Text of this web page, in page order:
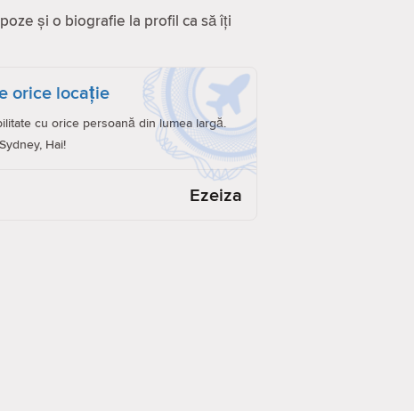
și o biografie la profil ca să îți
orice locație
cu orice persoană din lumea largă.
Hai!
Ezeiza